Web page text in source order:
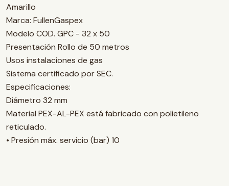
Amarillo
Marca: FullenGaspex
Modelo COD. GPC - 32 x 50
Presentación Rollo de 50 metros
Usos instalaciones de gas
Sistema certificado por SEC.
Especificaciones:
Diámetro 32 mm
Material PEX-AL-PEX está fabricado con polietileno
reticulado.
• Presión máx. servicio (bar) 10